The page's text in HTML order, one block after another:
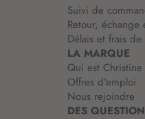
Suivi de
Retour,
Délais et frais de
LA MARQUE
Qui est Christine
Offres d'emploi
Nous rejoindre
DES